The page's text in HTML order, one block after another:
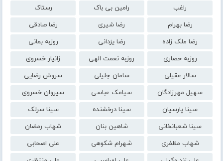
راغب
رامین بی باک
رستاک
رضا بهرام
رضا شیری
رضا صادقی
رضا ملک زاده
رضا یزدانی
روزبه بمانی
روزبه حصاری
روزبه نعمت الهی
زانیار خسروی
سالار عقیلی
سامان جلیلی
سروش رضایی
سهیل مهرزادگان
سیامک عباسی
سیروان خسروی
سینا پارسیان
سینا درخشنده
سینا سرلک
سینا شعبانخانی
شاهین بنان
شهاب رمضان
شهاب مظفری
شهرام شکوهی
علی اصحابی